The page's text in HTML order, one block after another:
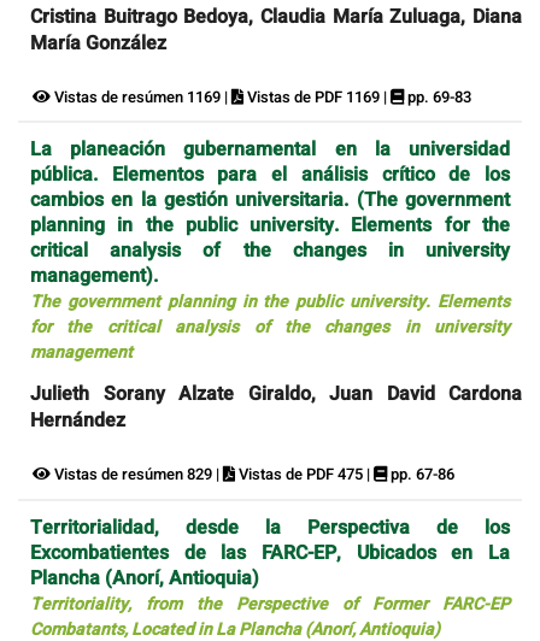
Cristina Buitrago Bedoya, Claudia María Zuluaga, Diana
María González
Vistas de resúmen 1169 | Vistas de PDF 1169 | pp. 69-83
La planeación gubernamental en la universidad
pública. Elementos para el análisis crítico de los
cambios en la gestión universitaria. (The government
planning in the public university. Elements for the
critical analysis of the changes in university
management).
The government planning in the public university. Elements
for the critical analysis of the changes in university
management
Julieth Sorany Alzate Giraldo, Juan David Cardona
Hernández
Vistas de resúmen 829 | Vistas de PDF 475 | pp. 67-86
Territorialidad, desde la Perspectiva de los
Excombatientes de las FARC-EP, Ubicados en La
Plancha (Anorí, Antioquia)
Territoriality, from the Perspective of Former FARC-EP
Combatants, Located in La Plancha (Anorí, Antioquia)